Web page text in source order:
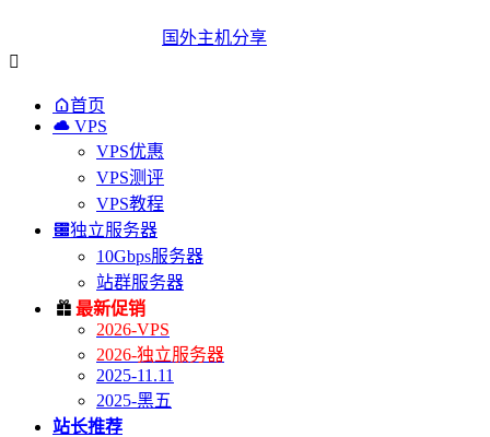
国外主机分享

首页
 VPS
VPS优惠
VPS测评
VPS教程
独立服务器
10Gbps服务器
站群服务器
 最新促销
2026-VPS
2026-独立服务器
2025-11.11
2025-黑五
站长推荐